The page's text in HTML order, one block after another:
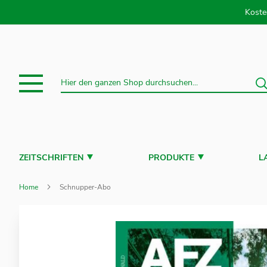
Suche
ZEITSCHRIFTEN PRODUKTE
Home Schnupper-Abo